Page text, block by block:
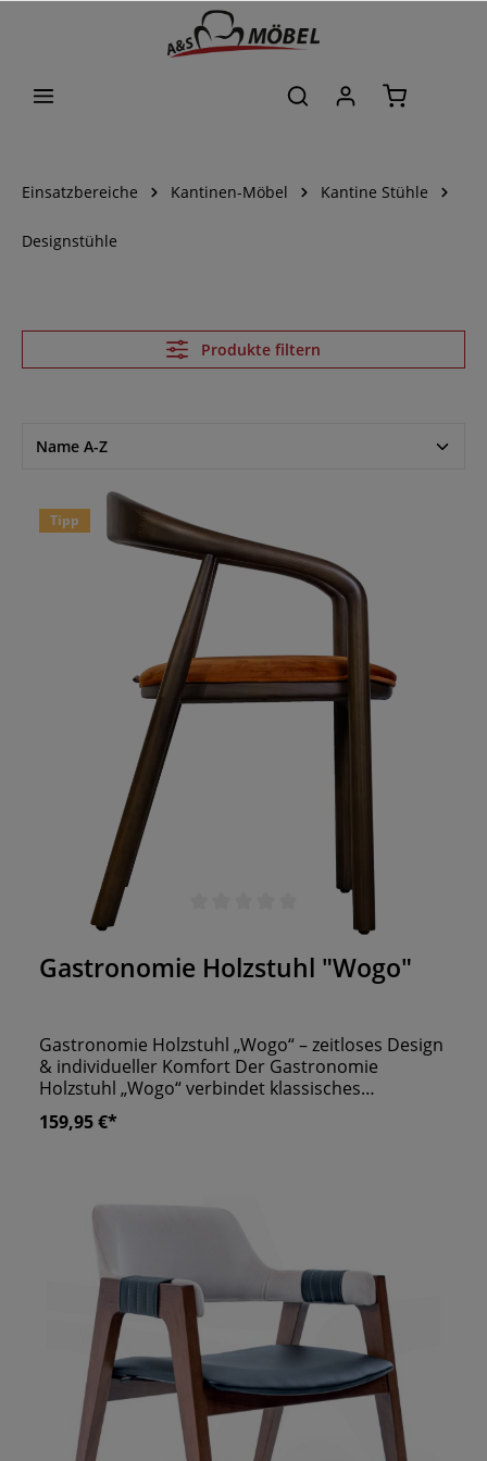
Einsatzbereiche Kantinen-Möbel Kantine Stühle
Designstühle
Produkte filtern
Tipp
Durchschnittliche Bewertung von 0 von 5 Sternen
Gastronomie Holzstuhl "Wogo"
Gastronomie Holzstuhl „Wogo“ – zeitloses Design
& individueller Komfort Der Gastronomie
Holzstuhl „Wogo“ verbindet klassisches
Handwerksdesign mit modernem Sitzkomfort
und ist eine stilvolle Wahl für Restaurants, Cafés,
Ausstrahlung und sorgen gleichzeitig für eine
angenehme Sitzhaltung. Ein besonderes Highlight
des Modells „Wogo“ ist die individuelle
Gestaltbarkeit: Der Stuhl ist mit verschiedenen
Bezugsstoffen erhältlich – von pflegeleichten
Textilien über Samt bis hin zu robusten
Objektstoffen. So lässt sich der Holzstuhl optimal
an das jeweilige Einrichtungskonzept anpassen,
egal ob klassisch, modern oder gemütlich. Die
gepolsterte Sitzfläche erhöht den Sitzkomfort
spürbar und macht den Stuhl ideal für den
159,95 €*